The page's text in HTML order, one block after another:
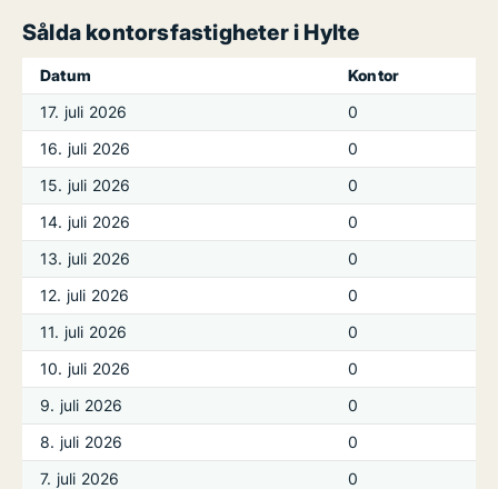
Sålda kontorsfastigheter i Hylte
Datum
Kontor
17. juli 2026
0
16. juli 2026
0
15. juli 2026
0
14. juli 2026
0
13. juli 2026
0
12. juli 2026
0
11. juli 2026
0
10. juli 2026
0
9. juli 2026
0
8. juli 2026
0
7. juli 2026
0